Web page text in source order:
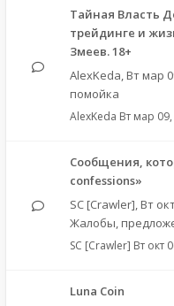
Тайная Власть
трейдинге и
Змеев. 18+
AlexKeda, Вт мар
помойка
AlexKeda Вт мар
Сообщения,
confessions»
SC [Crawler], Вт
Жалобы,
SC [Crawler] Вт окт
Luna Coin